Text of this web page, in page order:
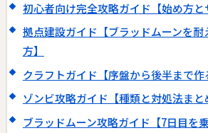
初心者向け完全攻略ガイド【始め方と
拠点建設ガイド【ブラッドムーンを耐
方】
クラフトガイド【序盤から後半まで作
ゾンビ攻略ガイド【種類と対処法まと
ブラッドムーン攻略ガイド【7日目を